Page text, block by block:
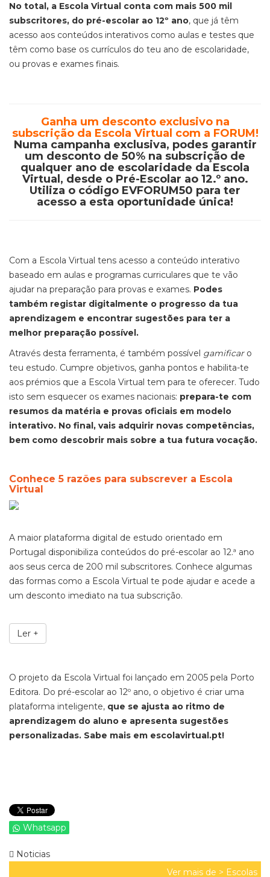
No total, a Escola Virtual conta com mais 500 mil
subscritores, do pré-escolar ao 12º ano, que já têm
acesso aos conteúdos interativos como aulas e testes que
têm como base os currículos do teu ano de escolaridade,
ou provas e exames finais.
Ganha um desconto exclusivo na
subscrição da Escola Virtual com a FORUM!
Numa campanha exclusiva, podes garantir
um desconto de 50% na subscrição de
qualquer ano de escolaridade da Escola
Virtual, desde o Pré-Escolar ao 12.º ano.
Utiliza o código EVFORUM50 para ter
acesso a esta oportunidade única!
Com a Escola Virtual tens acesso a conteúdo interativo
baseado em aulas e programas curriculares que te vão
ajudar na preparação para provas e exames. Podes
também registar digitalmente o progresso da tua
aprendizagem e encontrar sugestões para ter a
melhor preparação possível.
Através desta ferramenta, é também possível gamificar o
teu estudo. Cumpre objetivos, ganha pontos e habilita-te
aos prémios que a Escola Virtual tem para te oferecer. Tudo
isto sem esquecer os exames nacionais: prepara-te com
resumos da matéria e provas oficiais em modelo
interativo. No final, vais adquirir novas competências,
bem como descobrir mais sobre a tua futura vocação.
Conhece 5 razões para subscrever a Escola
Virtual
A maior plataforma digital de estudo orientado em
Portugal disponibiliza conteúdos do pré-escolar ao 12.ª ano
aos seus cerca de 200 mil subscritores. Conhece algumas
das formas como a Escola Virtual te pode ajudar e acede a
um desconto imediato na tua subscrição.
Ler +
O projeto da Escola Virtual foi lançado em 2005 pela Porto
Editora. Do pré-escolar ao 12º ano, o objetivo é criar uma
plataforma inteligente, que se ajusta ao ritmo de
aprendizagem do aluno e apresenta sugestões
personalizadas. Sabe mais em escolavirtual.pt!
Whatsapp
Noticias
Ver mais de > Escolas